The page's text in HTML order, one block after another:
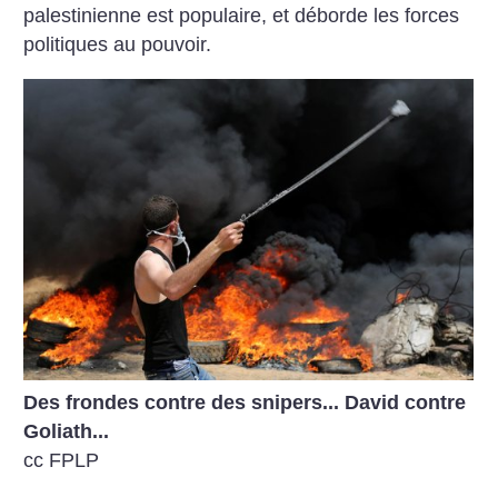
palestinienne est populaire, et déborde les forces
politiques au pouvoir.
Des frondes contre des snipers... David contre
Goliath...
cc FPLP